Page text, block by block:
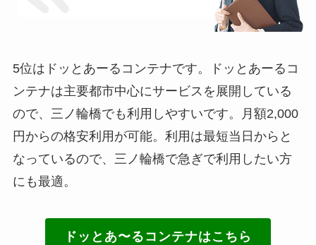
5位はドッとあーるコンテナです。ドッとあーるコ
ンテナは主要都市中心にサービスを展開している
ので、三ノ輪橋でも利用しやすいです。月額2,000
円からの格安利用が可能。利用は最短当日からと
なっているので、三ノ輪橋で急ぎで利用したい方
にも最適。
ドッとあ〜るコンテナはこちら